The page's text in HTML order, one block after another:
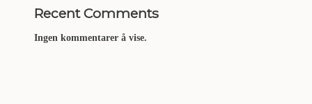
Recent Comments
Ingen kommentarer å vise.